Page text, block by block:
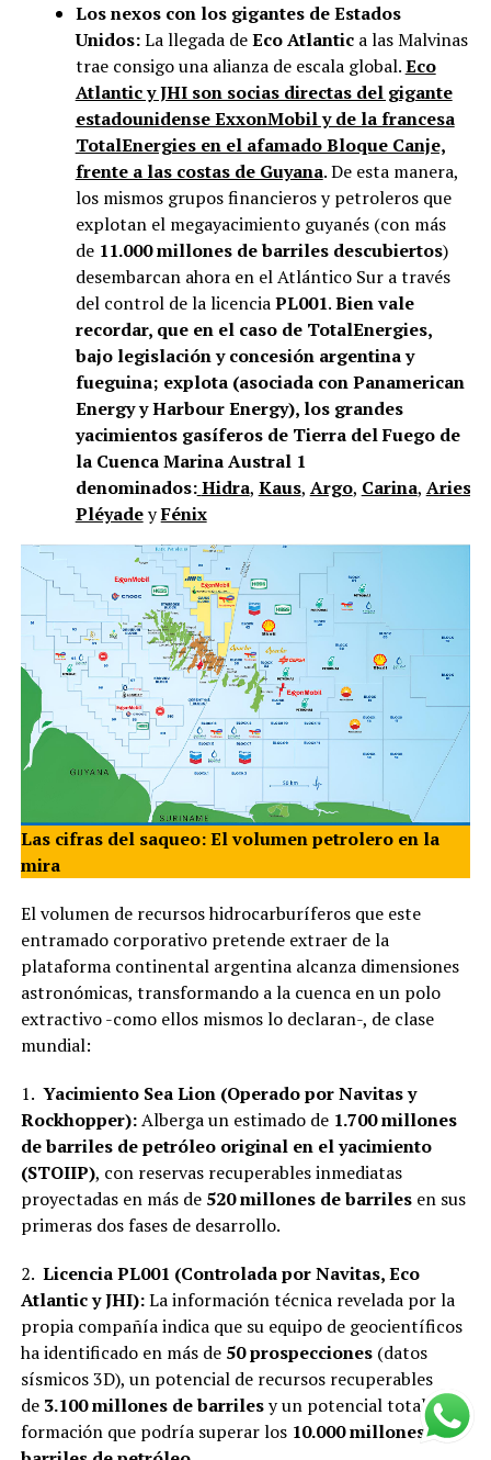
Los nexos con los gigantes de Estados
Unidos:La llegada deEco Atlantica las Malvinas
trae consigo una alianza de escala global.Eco
Atlantic y JHI son socias directas del gigante
estadounidense ExxonMobil y de la francesa
TotalEnergies en el afamado Bloque Canje,
frente a las costas de Guyana. De esta manera,
los mismos grupos financieros y petroleros que
explotan el megayacimiento guyanés (con más
de 11.000 millones de barriles descubiertos)
desembarcan ahora en el Atlántico Sur a través
del control de la licenciaPL001.Bien vale
recordar, que en el caso de TotalEnergies,
bajo legislación y concesión argentina y
fueguina; explota (asociada con Panamerican
Energy y Harbour Energy), los grandes
yacimientos gasíferos de Tierra del Fuego de
la Cuenca Marina Austral 1
denominados:Hidra, Kaus, Argo, Carina, Aries
PléyadeyFénix
Las cifras del saqueo: El volumen petrolero en la
mira
El volumen de recursos hidrocarburíferos que este
entramado corporativo pretende extraer de la
plataforma continental argentina alcanza dimensiones
astronómicas, transformando a la cuenca en un polo
extractivo -como ellos mismos lo declaran-, de clase
mundial:
1. Yacimiento Sea Lion (Operado por Navitas y
Rockhopper):Alberga un estimado de 1.700 millones
de barriles de petróleo original en el yacimiento
(STOIIP), con reservas recuperables inmediatas
proyectadas en más de 520 millones de barrilesen sus
primeras dos fases de desarrollo.
2. Licencia PL001 (Controlada por Navitas, Eco
Atlantic y JHI):La información técnica revelada por la
propia compañía indica que su equipo de geocientíficos
ha identificado en más de 50 prospecciones(datos
sísmicos 3D), un potencial de recursos recuperables
de 3.100 millones de barrilesy un potencial total en la
formación que podría superar los 10.000 millones de